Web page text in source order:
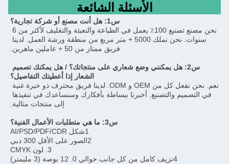
الأسئلة الشائعة
س1: هل أنت مصنع أو شركة تجارية؟
فريق ممتاز من 50 + عاملين ماهرين.
الشعار إذا أعطيتك التفاصيل؟
إلى منتجات مثالية.
س3: ما هي متطلبات الأعمال الفنية؟
1شكل AI/PSD/PDF/CDR
2الصور على الأقل 300 دبي
3. لون CMYK
4نزيف كامل من كل جانب حوالي 0. 12 بوصة (3 مليمتر)